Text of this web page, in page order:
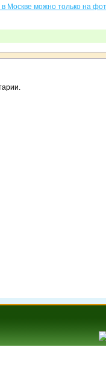
Москве можно только на